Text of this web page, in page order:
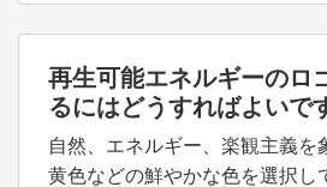
再生可能エネルギーのロ
るにはどうすればよいで
自然、エネルギー、楽観主義を
黄色などの鮮やかな色を選択し